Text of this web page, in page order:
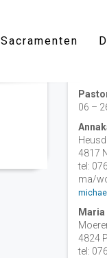
Sacramenten
06 –
4817
tel:
ma/
Maria
4824
tel: